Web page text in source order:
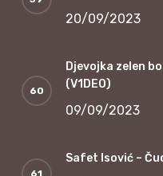
20/09/2023
Djevojka zelen
(V1DEO)
09/09/2023
Safet Isović –